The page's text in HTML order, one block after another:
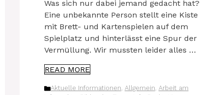
Was sich nur dabei jemand gedacht hat?
Eine unbe­kann­te Per­son stellt eine Kis­te
mit Brett- und Kar­ten­spie­len auf dem
Spiel­platz und hin­ter­lässt eine Spur der
Ver­mül­lung. Wir muss­ten lei­der alles …
READ MORE
Kategorien
Aktuelle Informationen, Allgemein, Arbeit am